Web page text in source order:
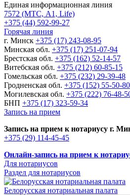
Единая информационная линия
7572 (МТС, A1, Life)
+375 (44) 592-99-27
Горячая линия
г. Минск +375 (17) 243-08-95
Минская обл. +375 (17) 251-07-94
Брестская обл. +375 (162) 52-14-57
Витебская обл. +375 (212) 60-85-15
Гомельская обл. +375 (232) 29-39-48
Гродненская обл. +375 (152) 55-50-80
Могилевская обл. +375 (222) 76-48-
БНП +375 (17) 323-59-34
Запись на прием
Запись на прием к нотариусу г.
+375 (29) 114-45-45
Онлайн-запись на прием к
Для нотариусов
Раздел для нотариусов
Белорусская нотариальная палата